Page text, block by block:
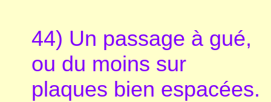
44) Un passage à gué,
ou du moins sur
plaques bien espacées.